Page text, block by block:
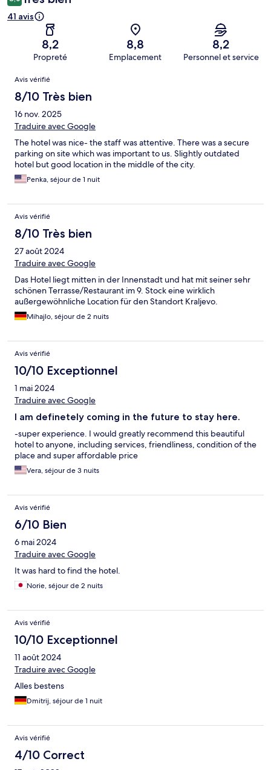
41 avis
8,2
Propreté
8,8
Emplacement
8,2
Personnel et service
Avis
Avis vérifié
8/10 Très bien
16 nov. 2025
Traduire avec Google
The hotel was nice- the staff was attentive. There was a secure
parking on site which was important to us. Slightly outdated
hotel but good location in the middle of the city.
Penka, séjour de 1 nuit
Avis vérifié
8/10 Très bien
27 août 2024
Traduire avec Google
Das Hotel liegt mitten in der Innenstadt und hat mit seiner sehr
schönen Terrasse/Restaurant im 9. Stock eine wirklich
außergewöhnliche Location für den Standort Kraljevo.
Mihajlo, séjour de 2 nuits
Avis vérifié
10/10 Exceptionnel
1 mai 2024
Traduire avec Google
I am definetely coming in the future to stay here.
-super experience. I would greatly recommend this beautiful
hotel to anyone, including services, friendliness, condition of the
place and super affordable price
Vera, séjour de 3 nuits
Avis vérifié
6/10 Bien
6 mai 2024
Traduire avec Google
It was hard to find the hotel.
Norie, séjour de 2 nuits
Avis vérifié
10/10 Exceptionnel
11 août 2024
Traduire avec Google
Alles bestens
Dmitrij, séjour de 1 nuit
Avis vérifié
4/10 Correct